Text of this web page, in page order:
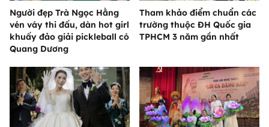
Người đẹp Trà Ngọc Hằng
vén váy thi đấu, dàn hot girl
khuấy đảo giải pickleball có
Quang Dương
Tham khảo điểm chuẩn các
trường thuộc ĐH Quốc gia
TPHCM 3 năm gần nhất